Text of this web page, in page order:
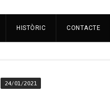
HISTÒRIC CONTACTE
24/01/2021